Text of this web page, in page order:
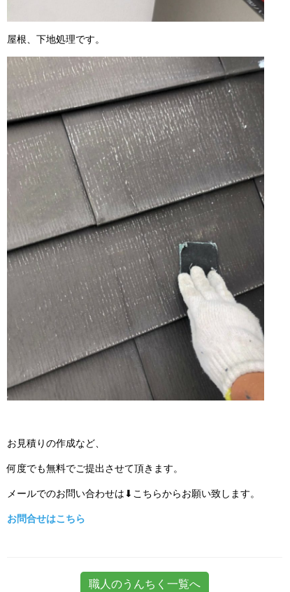
屋根、下地処理です。
お見積りの作成など、
何度でも無料でご提出させて頂きます。
メールでのお問い合わせは⬇こちらからお願い致します。
お問合せはこちら
職人のうんちく一覧へ